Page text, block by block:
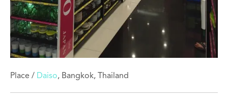
Place / Daiso, Bangkok, Thailand